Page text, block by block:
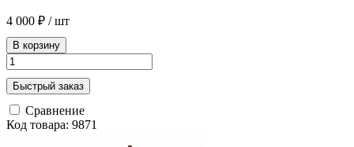
4 000 ₽ / шт
В корзину
Быстрый заказ
Сравнение
Код товара: 9871